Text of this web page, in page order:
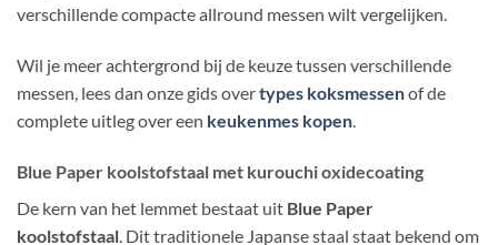
verschillende compacte allround messen wilt vergelijken.
Wil je meer achtergrond bij de keuze tussen verschillende
messen, lees dan onze gids overtypes koksmessenof de
complete uitleg over een keukenmes kopen.
Blue Paper koolstofstaal met kurouchi oxidecoating
De kern van het lemmet bestaat uit Blue Paper
koolstofstaal. Dit traditionele Japanse staal staat bekend om